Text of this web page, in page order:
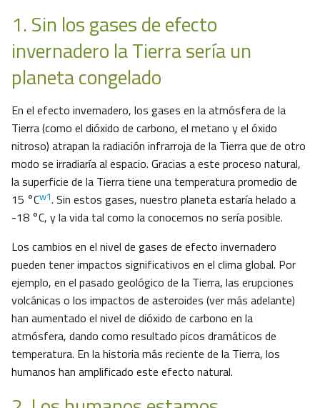
1. Sin los gases de efecto
invernadero la Tierra sería un
planeta congelado
En el efecto invernadero, los gases en la atmósfera de la
Tierra (como el dióxido de carbono, el metano y el óxido
nitroso) atrapan la radiación infrarroja de la Tierra que de otro
modo se irradiaría al espacio. Gracias a este proceso natural,
la superficie de la Tierra tiene una temperatura promedio de
15 °Cw1. Sin estos gases, nuestro planeta estaría helado a
-18 °C, y la vida tal como la conocemos no sería posible.
Los cambios en el nivel de gases de efecto invernadero
pueden tener impactos significativos en el clima global. Por
ejemplo, en el pasado geológico de la Tierra, las erupciones
volcánicas o los impactos de asteroides (ver más adelante)
han aumentado el nivel de dióxido de carbono en la
atmósfera, dando como resultado picos dramáticos de
temperatura. En la historia más reciente de la Tierra, los
humanos han amplificado este efecto natural.